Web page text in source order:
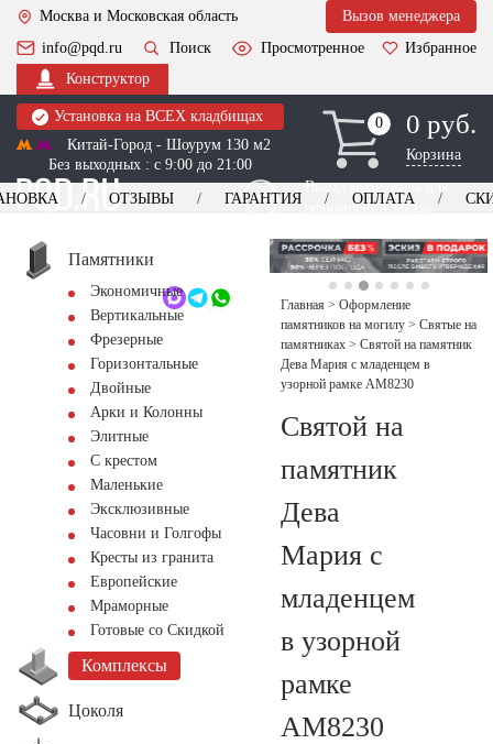
Москва и Московская область
Вызов менеджера
info@pqd.ru
Поиск Просмотренное
Избранное
Конструктор
Установка на ВСЕХ кладбищах
Китай-Город - Шоурум 130 м2
Без выходных : с 9:00 до 21:00
0
0 0 руб.
Корзина
Выезд менеджера для
оформления заказа
+7 (495) 518-44-23
Обратный звонок
ОТЗЫВЫ ГАРАНТИЯ ОПЛАТА
Памятники
Экономичные
Вертикальные
Фрезерные
Горизонтальные
Двойные
Арки и Колонны
Элитные
С крестом
Маленькие
Эксклюзивные
Часовни и Голгофы
Кресты из гранита
Европейские
Мраморные
Готовые со Скидкой
Комплексы
Цоколя
Главная > Оформление
памятников на могилу > Святые на
памятниках > Святой на памятник
Дева Мария с младенцем в
узорной рамке AM8230
Святой на
памятник
Дева
Мария с
младенцем
в узорной
рамке
AM8230